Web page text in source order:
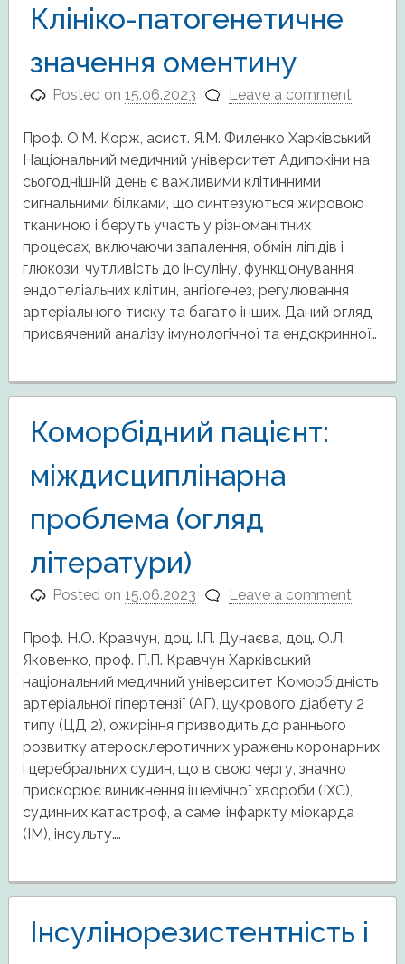
Клініко-патогенетичне
значення оментину
Posted on15.06.2023 Leave a comment
Проф. О.М. Корж, асист. Я.М. Филенко Харківський
Національний медичний університет Адипокіни на
сьогоднішній день є важливими клітинними
сигнальними білками, що синтезуються жировою
тканиною і беруть участь у різноманітних
процесах, включаючи запалення, обмін ліпідів і
глюкози, чутливість до інсуліну, функціонування
ендотеліальних клітин, ангіогенез, регулювання
артеріального тиску та багато інших. Даний огляд
присвячений аналізу імунологічної та ендокринної…
Коморбідний пацієнт:
міждисциплінарна
проблема (огляд
літератури)
Posted on15.06.2023 Leave a comment
Проф. Н.О. Кравчун, доц. І.П. Дунаєва, доц. О.Л.
Яковенко, проф. П.П. Кравчун Харківський
національний медичний університет Коморбідність
артеріальної гіпертензії (АГ), цукрового діабету 2
типу (ЦД 2), ожиріння призводить до раннього
розвитку атеросклеротичних уражень коронарних
і церебральних судин, що в свою чергу, значно
прискорює виникнення ішемічної хвороби (ІХС),
судинних катастроф, а саме, інфаркту міокарда
(ІМ), інсульту….
Інсулінорезистентність і